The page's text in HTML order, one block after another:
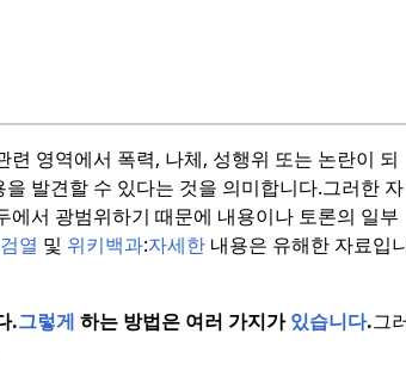
련 영역에서 폭력, 나체, 성행위 또는 논란이 되
발견할 수 있다는 것을 의미합니다.그러한 자
에서 광범위하기 때문에 내용이나 토론의 일부
열 및 위키백과:자세한 내용은 유해한 자료입
.그렇게 하는 방법은 여러 가지가있습니다.그